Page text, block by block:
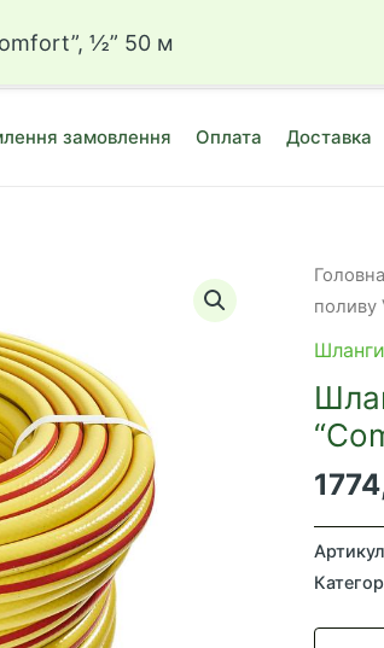
насіння, добрив,
замовлення Оплата Доставка
Головна
поливу
Шланг
для
½” 50 м